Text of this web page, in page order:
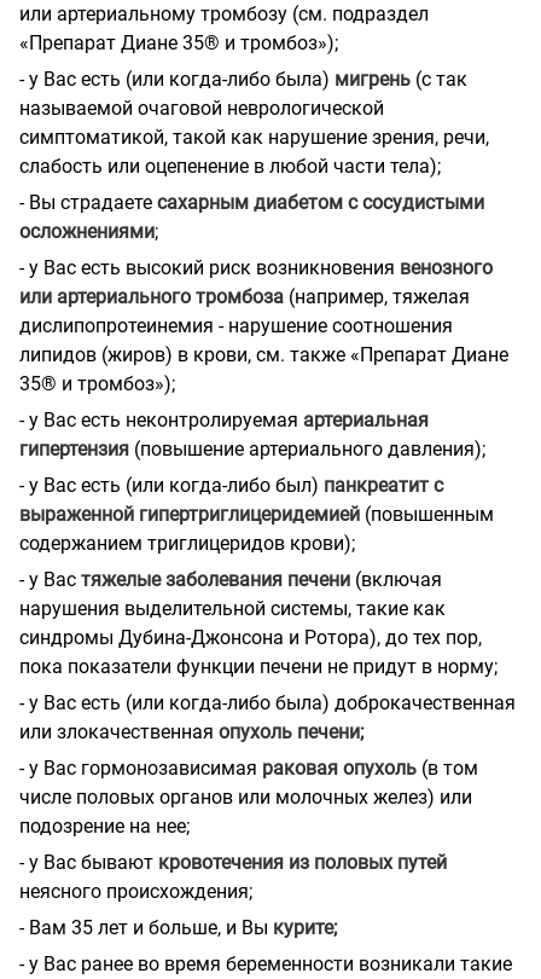
или артериальному тромбозу (см. подраздел
«Препарат Диане 35® и тромбоз»);
- у Вас есть (или когда-либо была) мигрень (с так
называемой очаговой неврологической
симптоматикой, такой как нарушение зрения, речи,
слабость или оцепенение в любой части тела);
- Вы страдаете сахарным диабетом с сосудистыми
осложнениями;
- у Вас есть высокий риск возникновения венозного
или артериального тромбоза (например, тяжелая
дислипопротеинемия - нарушение соотношения
липидов (жиров) в крови, см. также «Препарат Диане
35® и тромбоз»);
- у Вас есть неконтролируемая артериальная
гипертензия (повышение артериального давления);
- у Вас есть (или когда-либо был) панкреатит с
выраженной гипертриглицеридемией (повышенным
содержанием триглицеридов крови);
- у Вас тяжелые заболевания печени (включая
нарушения выделительной системы, такие как
синдромы Дубина-Джонсона и Ротора), до тех пор,
пока показатели функции печени не придут в норму;
- у Вас есть (или когда-либо была) доброкачественная
или злокачественная опухоль печени;
- у Вас гормонозависимая раковая опухоль (в том
числе половых органов или молочных желез) или
подозрение на нее;
- у Вас бывают кровотечения из половых путей
неясного происхождения;
- Вам 35 лет и больше, и Вы курите;
- у Вас ранее во время беременности возникали такие